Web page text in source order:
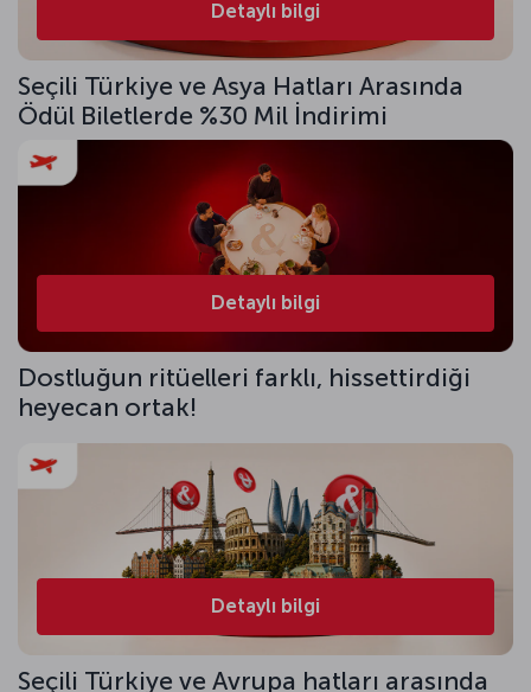
Detaylı bilgi
Seçili Türkiye ve Asya Hatları Arasında
Ödül Biletlerde %30 Mil İndirimi
Detaylı bilgi
Dostluğun ritüelleri farklı, hissettirdiği
heyecan ortak!
Detaylı bilgi
Seçili Türkiye ve Avrupa hatları arasında